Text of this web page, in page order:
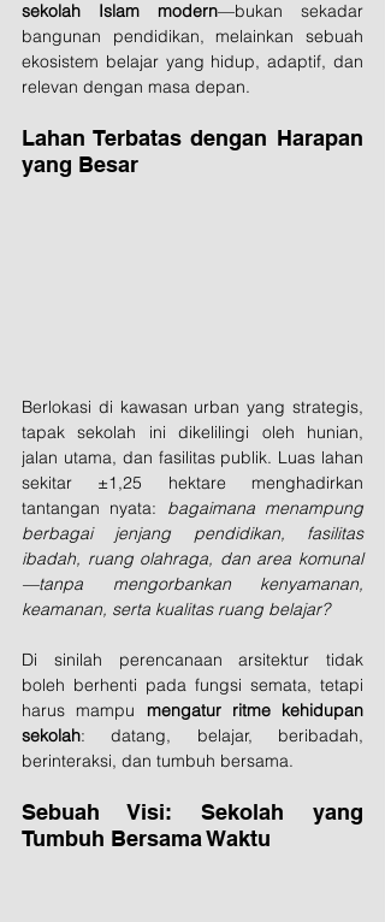
sekolah Islam modern—bukan sekadar
bangunan pendidikan, melainkan sebuah
ekosistem belajar yang hidup, adaptif, dan
relevan dengan masa depan.
Lahan Terbatas dengan Harapan
yang Besar
Berlokasi di kawasan urban yang strategis,
tapak sekolah ini dikelilingi oleh hunian,
jalan utama, dan fasilitas publik. Luas lahan
sekitar ±1,25 hektare menghadirkan
tantangan nyata: bagaimana menampung
berbagai jenjang pendidikan, fasilitas
ibadah, ruang olahraga, dan area komunal
—tanpa mengorbankan kenyamanan,
keamanan, serta kualitas ruang belajar?
Di sinilah perencanaan arsitektur tidak
boleh berhenti pada fungsi semata, tetapi
harus mampu mengatur ritme kehidupan
sekolah: datang, belajar, beribadah,
berinteraksi, dan tumbuh bersama.
Sebuah Visi: Sekolah yang
Tumbuh Bersama Waktu